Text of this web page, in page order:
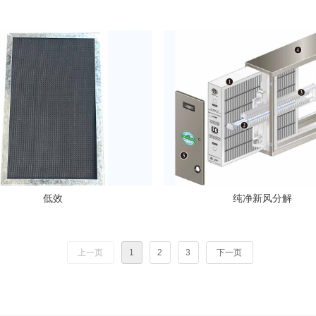
低效 纯净新风分解
上一页 1 2 3 下一页